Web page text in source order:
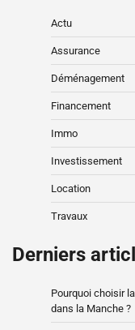
Actu
Assurance
Déménagement
Financement
Immo
Investissement
Location
Travaux
Derniers
Pourquoi choisir
dans la Manche ?